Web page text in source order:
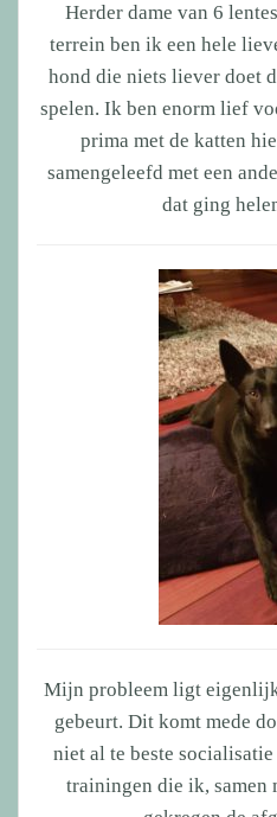
Herder dame van 6
terrein ben ik een hele
hond die niets liever doet
spelen. Ik ben enorm lief
prima met de katten
samengeleefd met een
dat ging
Mijn probleem ligt
gebeurt. Dit komt mede
niet al te beste
trainingen die ik, samen